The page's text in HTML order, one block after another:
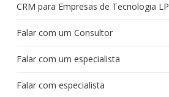
CRM para Empresas de Tecnologia LP
Falar com um Consultor
Falar com um especialista
Falar com especialista